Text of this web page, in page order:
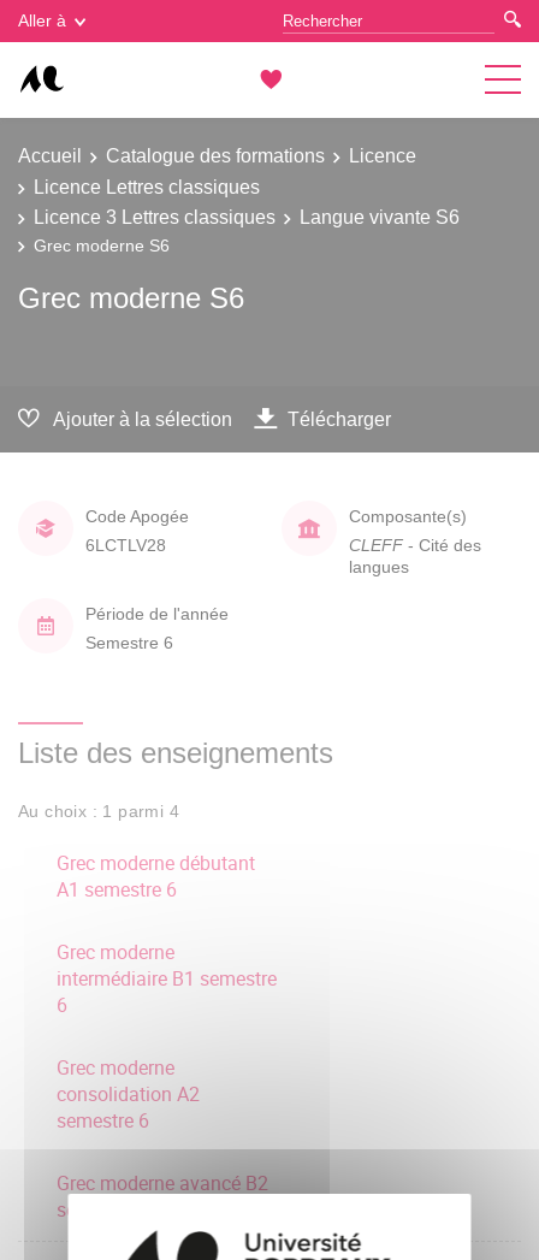
Aller à
Accueil Catalogue des formations
Licence
Licence Lettres classiques
Licence 3 Lettres classiques
Langue vivante S6
Grec moderne S6
Grec moderne S6
Ajouter à la sélection Télécharger
Code Apogée
6LCTLV28
Composante(s)
CLEFF - Cité des
langues
Période de l'année
Semestre 6
Liste des enseignements
Au choix : 1 parmi 4
Grec moderne débutant
A1 semestre 6
Grec moderne
intermédiaire B1 semestre
6
Grec moderne
consolidation A2
semestre 6
Grec moderne avancé B2
semestre 6
Gestion des cookies